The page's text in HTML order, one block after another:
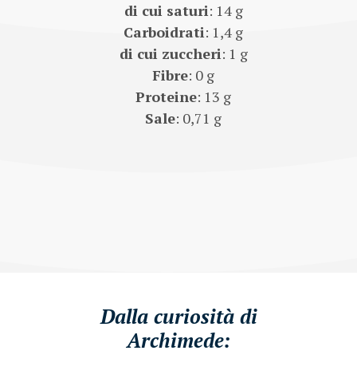
di cui saturi: 14 g
Carboidrati: 1,4 g
di cui zuccheri: 1 g
Fibre: 0 g
Proteine: 13 g
Sale: 0,71 g
Dalla curiosità di
Archimede: